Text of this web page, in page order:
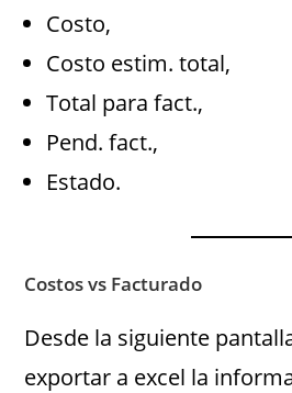
Costo,
Costo estim. total,
Total para fact.,
Pend. fact.,
Estado.
Costos vs Facturado
Desde la siguiente
exportar a excel la